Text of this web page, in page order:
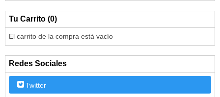
Tu Carrito (0)
El carrito de la compra está vacío
Redes Sociales
Twitter